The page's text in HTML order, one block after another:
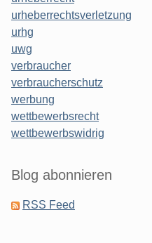
urheberrechtsverletzung
urhg
uwg
verbraucher
verbraucherschutz
werbung
wettbewerbsrecht
wettbewerbswidrig
Blog abonnieren
RSS Feed